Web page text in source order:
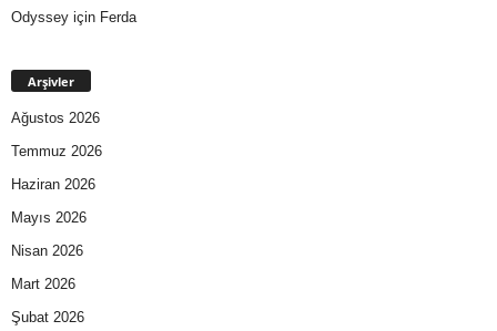
Odyssey için Ferda
Arşivler
Ağustos 2026
Temmuz 2026
Haziran 2026
Mayıs 2026
Nisan 2026
Mart 2026
Şubat 2026